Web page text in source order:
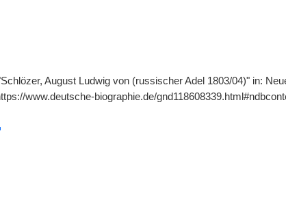
August Ludwig von (russischer Adel 1803/04)" in:
www.deutsche-biographie.de/